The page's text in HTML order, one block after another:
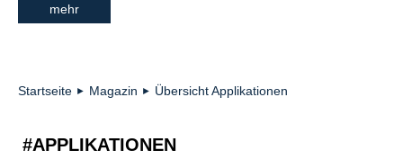
mehr
Startseite ► Magazin ► Übersicht Applikationen
#APPLIKATIONEN